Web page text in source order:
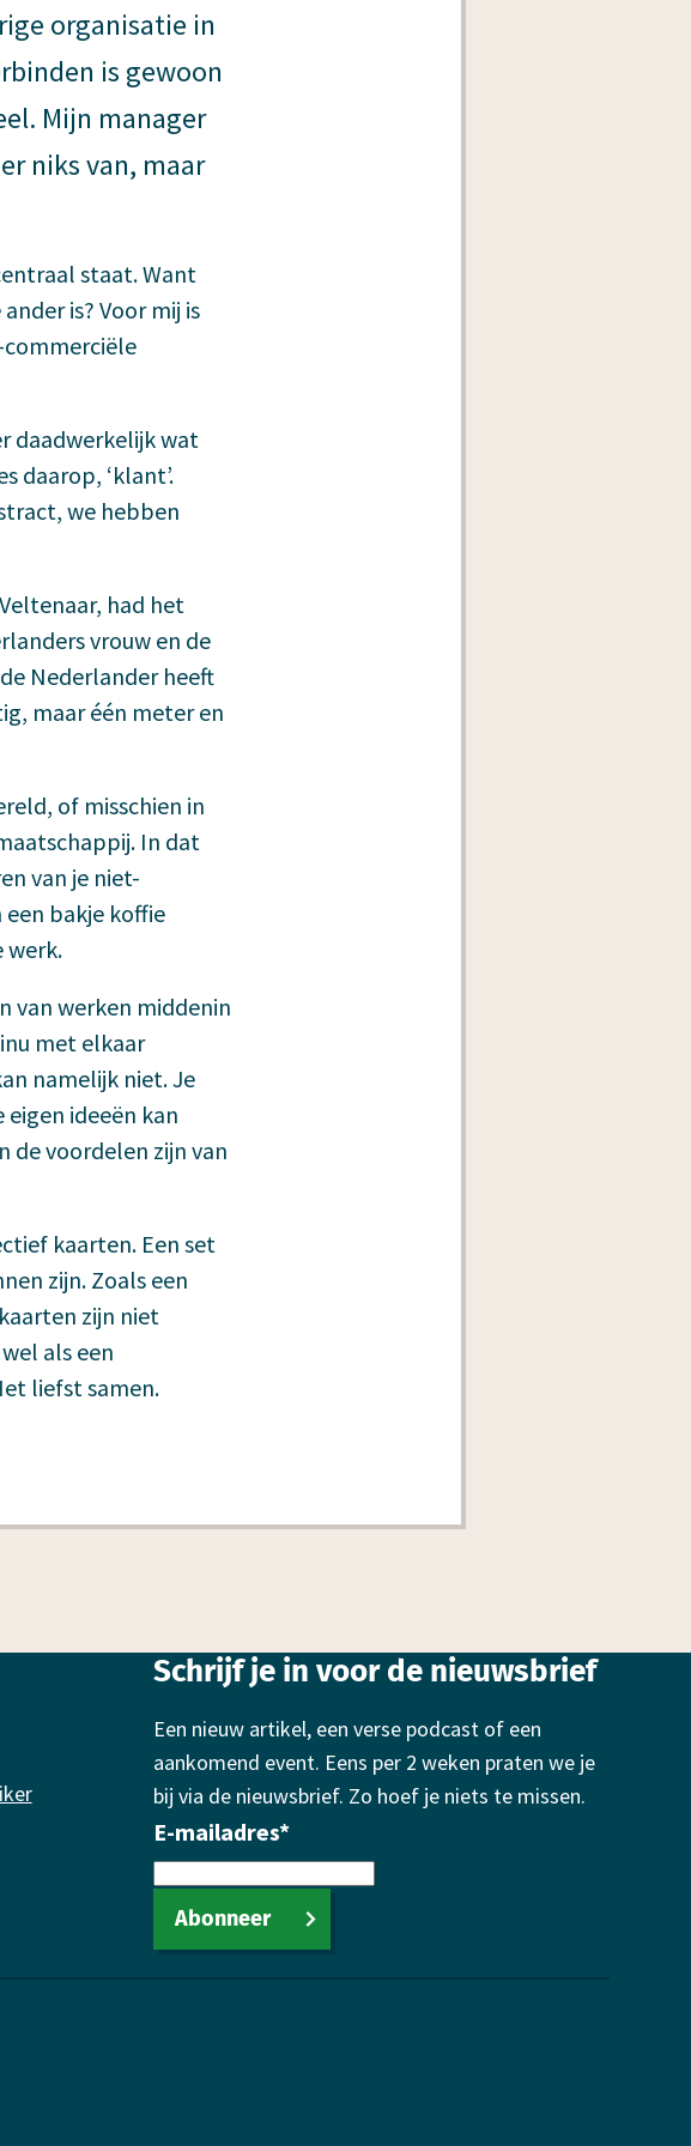
organisatie in
is gewoon
Mijn manager
niks van, maar
staat. Want
is? Voor mij is
commerciële
daadwerkelijk wat
daarop, ‘klant’.
we hebben
had het
vrouw en de
Nederlander heeft
maar één meter en
of misschien in
In dat
van je niet-
bakje koffie
werk.
van werken middenin
met elkaar
namelijk niet. Je
ideeën kan
de voordelen zijn van
kaarten. Een set
zijn. Zoals een
zijn niet
als een
liefst samen.
Schrijf je in voor de nieuwsbrief
Een nieuw artikel, een verse podcast of een
aankomend event. Eens per 2 weken praten we je
bij via de nieuwsbrief. Zo hoef je niets te missen.
E-mailadres*
Abonneer